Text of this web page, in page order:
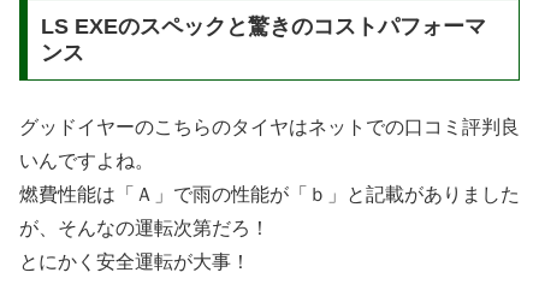
LS EXEのスペックと驚きのコストパフォーマ
ンス
グッドイヤーのこちらのタイヤはネットでの口コミ評判良
いんですよね。
燃費性能は「Ａ」で雨の性能が「ｂ」と記載がありました
が、そんなの運転次第だろ！
とにかく安全運転が大事！